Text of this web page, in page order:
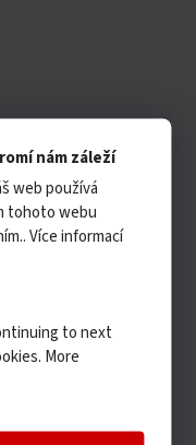
nám záleží
web používá
tohoto webu
Více informací
to next
More